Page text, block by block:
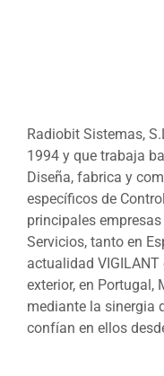
Radiobit Sistemas,
1994 y que trabaja
Diseña, fabrica y
específicos de
principales
Servicios, tanto en
actualidad
exterior, en Portugal,
mediante la sinergia
confían en ellos